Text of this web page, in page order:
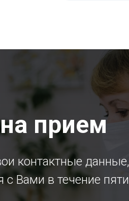
прием
контактные данные,
Вами в течение пяти